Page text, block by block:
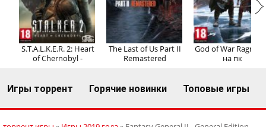
S.T.A.L.K.E.R. 2: Heart
of Chernobyl -
The Last of Us Part II
Remastered
God of War
на пк
Игры торрент Горячие новинки Топовые игры